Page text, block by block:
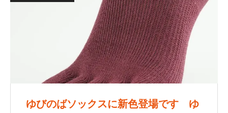
ゆびのばソックスに新色登場です ゆ